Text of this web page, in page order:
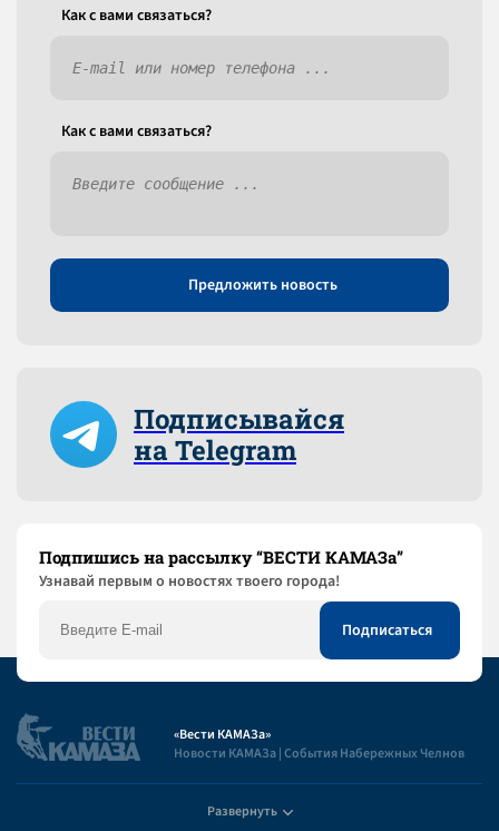
Как c вами связаться?
Как c вами связаться?
Предложить новость
Подписывайся
на Telegram
Подпишись на рассылку “ВЕСТИ КАМАЗа”
Узнaвай первым о новостях твоего города!
«Вести КАМАЗа»
Новости КАМАЗа | События Набережных Челнов
Развернуть